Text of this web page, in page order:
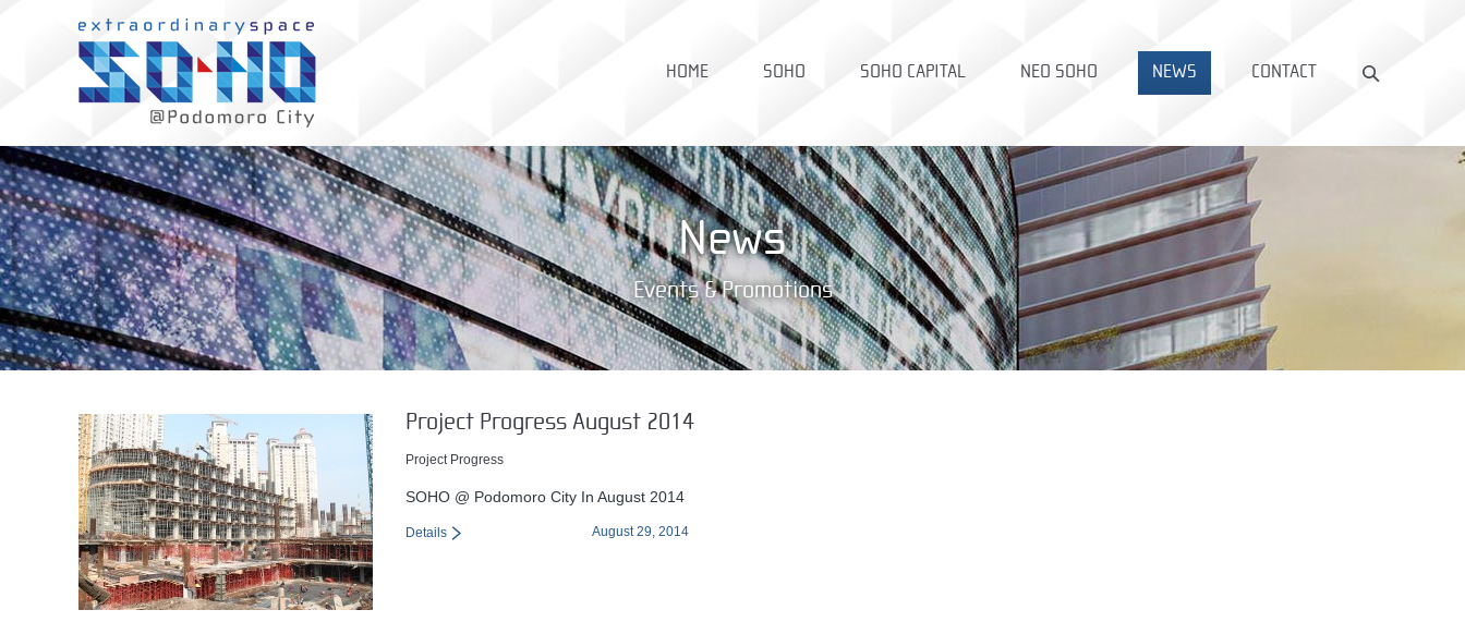
HOME SOHO SOHO CAPITAL NEO SOHO NEWS CONTACT
News
Events & Promotions
Project Progress August 2014
Project Progress
SOHO @ Podomoro City In August 2014
August 29, 2014
Details